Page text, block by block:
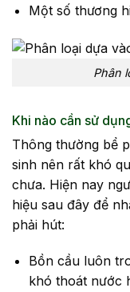
Một số thương
Phân
Khi nào cần sử
Thông thường bể
sinh nên rất khó
chưa. Hiện nay
hiệu sau đây để
phải hút:
Bồn cầu luôn
khó thoát nước